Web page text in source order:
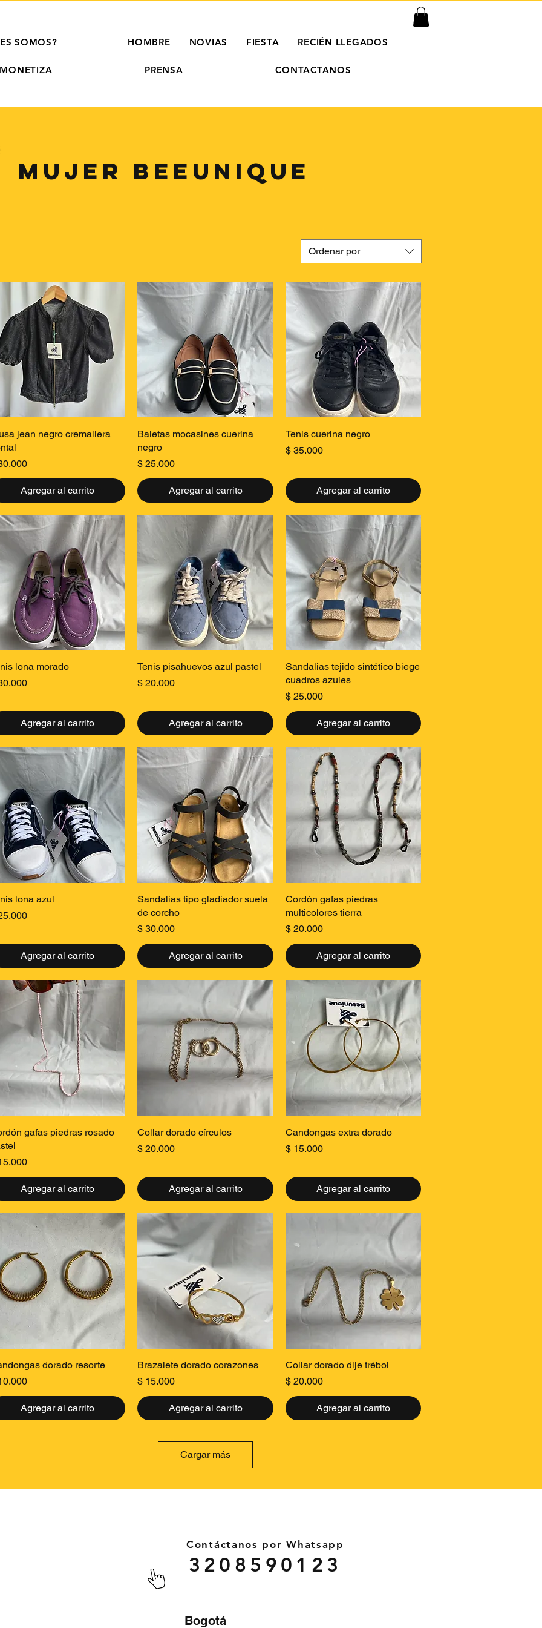
SOMOS? HOMBRE NOVIAS FIESTA RECIÉN LLEGADOS
MONETIZA PRENSA CONTACTANOS
MUJER beeUNIQUE
Ordenar por
Vista rápida
jean negro cremallera
Agregar al carrito
Vista rápida
Baletas mocasines cuerina
negro
Precio
$ 25.000
Agregar al carrito
Vista rápida
Tenis cuerina negro
Precio
$ 35.000
Agregar al carrito
Vista rápida
lona morado
Agregar al carrito
Vista rápida
Tenis pisahuevos azul pastel
Precio
$ 20.000
Agregar al carrito
Vista rápida
Sandalias tejido sintético biege
cuadros azules
Precio
$ 25.000
Agregar al carrito
Vista rápida
lona azul
Agregar al carrito
Vista rápida
Sandalias tipo gladiador suela
de corcho
Precio
$ 30.000
Agregar al carrito
Vista rápida
Cordón gafas piedras
multicolores tierra
Precio
$ 20.000
Agregar al carrito
Vista rápida
gafas piedras rosado
Agregar al carrito
Vista rápida
Collar dorado círculos
Precio
$ 20.000
Agregar al carrito
Vista rápida
Candongas extra dorado
Precio
$ 15.000
Agregar al carrito
Vista rápida
dorado resorte
Agregar al carrito
Vista rápida
Brazalete dorado corazones
Precio
$ 15.000
Agregar al carrito
Vista rápida
Collar dorado dije trébol
Precio
$ 20.000
Agregar al carrito
Cargar más
Contáctanos por Whatsapp
32085 90123
Bogotá